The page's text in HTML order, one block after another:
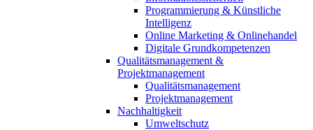
Programmierung & Künstliche
Intelligenz
Online Marketing & Onlinehandel
Digitale Grundkompetenzen
Qualitätsmanagement &
Projektmanagement
Qualitätsmanagement
Projektmanagement
Nachhaltigkeit
Umweltschutz